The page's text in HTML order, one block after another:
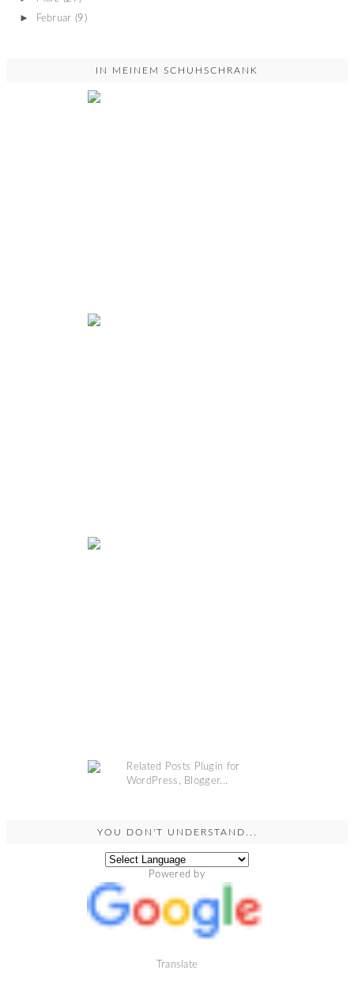
► Februar (9)
IN MEINEM SCHUHSCHRANK
YOU DON'T UNDERSTAND...
Powered by
Translate